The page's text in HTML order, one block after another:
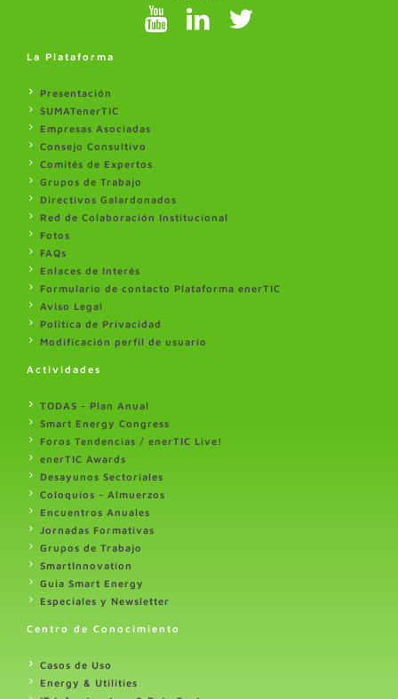
La Plataforma
Presentación
SUMATenerTIC
Empresas Asociadas
Consejo Consultivo
Comités de Expertos
Grupos de Trabajo
Directivos Galardonados
Red de Colaboración Institucional
Fotos
FAQs
Enlaces de Interés
Formulario de contacto Plataforma enerTIC
Aviso Legal
Politica de Privacidad
Modificación perfil de usuario
Actividades
TODAS - Plan Anual
Smart Energy Congress
Foros Tendencias / enerTIC Live!
enerTIC Awards
Desayunos Sectoriales
Coloquios - Almuerzos
Encuentros Anuales
Jornadas Formativas
Grupos de Trabajo
SmartInnovation
Guia Smart Energy
Especiales y Newsletter
Centro de Conocimiento
Casos de Uso
Energy & Utilities